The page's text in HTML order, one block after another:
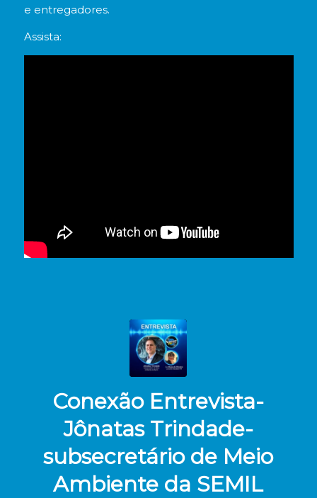
e entregadores.
Assista:
Conexão Entrevista-
Jônatas Trindade-
subsecretário de Meio
Ambiente da SEMIL